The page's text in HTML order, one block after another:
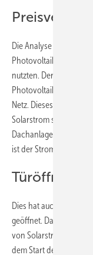
Die Analyse hat
Photovoltaikanlagen
nutzten. Der Grund:
Photovoltaik war höher
Netz. Dieses
Solarstrom so
Dachanlagen und
ist der Strom aus dem
Türöffner
Dies hat auch die Tür
geöffnet. Dadurch
von Solarstrom in
dem Start des